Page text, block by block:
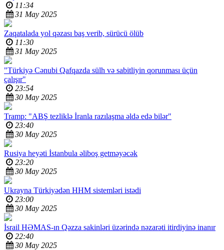
11:34
31 May 2025
Zaqatalada yol qəzası baş verib, sürücü ölüb
11:30
31 May 2025
"Türkiyə Cənubi Qafqazda sülh və sabitliyin qorunması üçün
çalışır"
23:54
30 May 2025
Tramp: "ABŞ tezliklə İranla razılaşma əldə edə bilər"
23:40
30 May 2025
Rusiya heyəti İstanbula əliboş getməyəcək
23:20
30 May 2025
Ukrayna Türkiyədən HHM sistemləri istədi
23:00
30 May 2025
İsrail HƏMAS-ın Qəzza sakinləri üzərində nəzarəti itirdiyinə inanır
22:40
30 May 2025